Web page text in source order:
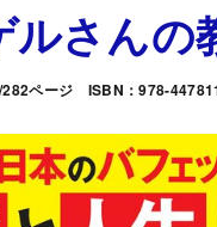
ルさんの
282ページ ISBN：978-